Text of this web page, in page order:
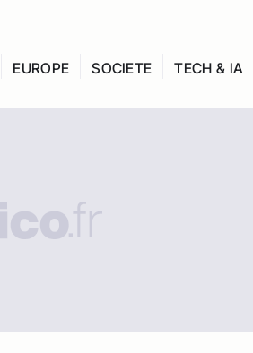
EUROPE SOCIETE TECH & IA